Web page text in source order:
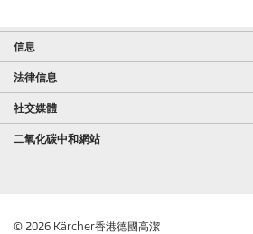
信息
法律信息
社交媒體
二氧化碳中和網站
© 2026 Kärcher香港德國高潔